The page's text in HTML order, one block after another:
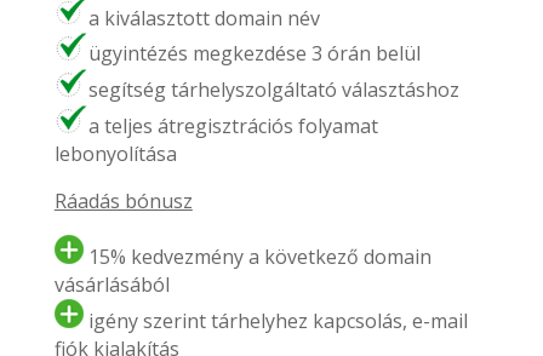
a kiválasztott domain név
ügyintézés megkezdése 3 órán belül
segítség tárhelyszolgáltató választáshoz
a teljes átregisztrációs folyamat
lebonyolítása
Ráadás bónusz
15% kedvezmény a következő domain
vásárlásából
igény szerint tárhelyhez kapcsolás, e-mail
fiók kialakítás